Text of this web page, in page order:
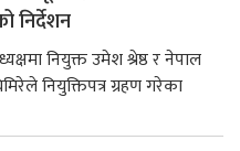
निर्देशन
नियुक्त उमेश श्रेष्ठ र नेपाल
नियुक्तिपत्र ग्रहण गरेका